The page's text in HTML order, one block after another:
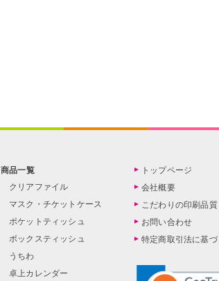
商品一覧
クリアファイル
マスク・チケットケース
ポケットティッシュ
ボックスティッシュ
うちわ
卓上カレンダー
トップページ
会社概要
こだわりの印刷品質
お問い合わせ
特定商取引法に基